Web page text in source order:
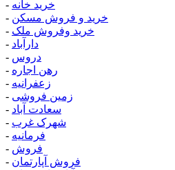
- خرید خانه
- خرید و فروش مسکن
- خرید وفروش ملک
- دارآباد
- دروس
- رهن اجاره
- زعفرانیه
- زمین فروشی
- سعادت آباد
- شهرک غرب
- فرمانیه
- فروش
- فروش آپارتمان